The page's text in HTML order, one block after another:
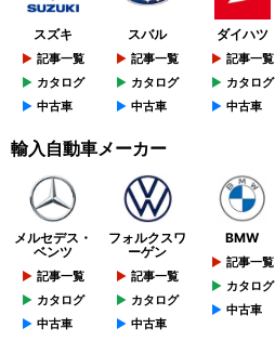
スズキ
記事一覧
カタログ
中古車
スバル
記事一覧
カタログ
中古車
ダイハツ
記事一覧
カタログ
中古車
輸入自動車メーカー
メルセデス・
ベンツ
記事一覧
カタログ
中古車
フォルクスワ
ーゲン
記事一覧
カタログ
中古車
BMW
記事一覧
カタログ
中古車